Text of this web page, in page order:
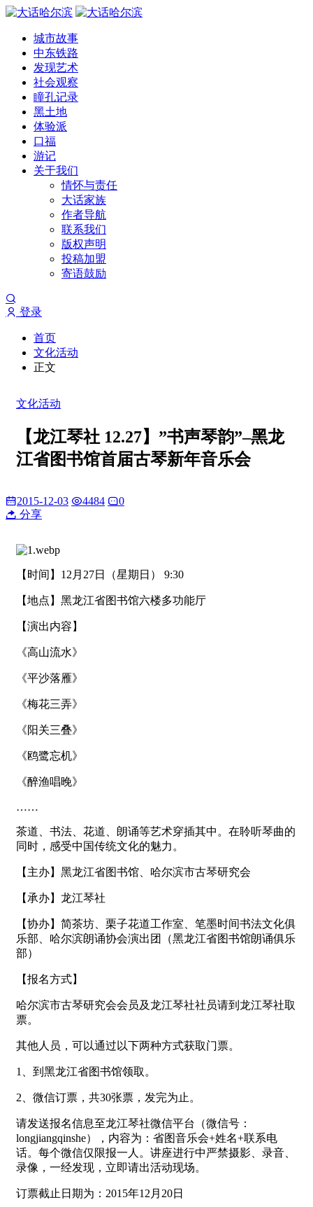
城市故事
中东铁路
发现艺术
社会观察
瞳孔记录
黑土地
体验派
口福
游记
关于我们
情怀与责任
大话家族
作者导航
联系我们
版权声明
投稿加盟
寄语鼓励
登录
首页
文化活动
正文
文化活动
【龙江琴社 12.27】”书声琴韵”–黑龙
江省图书馆首届古琴新年音乐会
2015-12-03 4484
0
分享
【时间】12月27日（星期日） 9:30
【地点】黑龙江省图书馆六楼多功能厅
【演出内容】
《高山流水》
《平沙落雁》
《梅花三弄》
《阳关三叠》
《鸥鹭忘机》
《醉渔唱晚》
……
茶道、书法、花道、朗诵等艺术穿插其中。在聆听琴曲的
同时，感受中国传统文化的魅力。
【主办】黑龙江省图书馆、哈尔滨市古琴研究会
【承办】龙江琴社
【协办】简茶坊、栗子花道工作室、笔墨时间书法文化俱
乐部、哈尔滨朗诵协会演出团（黑龙江省图书馆朗诵俱乐
部）
【报名方式】
哈尔滨市古琴研究会会员及龙江琴社社员请到龙江琴社取
票。
其他人员，可以通过以下两种方式获取门票。
1、到黑龙江省图书馆领取。
2、微信订票，共30张票，发完为止。
请发送报名信息至龙江琴社微信平台（微信号：
longjiangqinshe），内容为：省图音乐会+姓名+联系电
话。每个微信仅限报一人。讲座进行中严禁摄影、录音、
录像，一经发现，立即请出活动现场。
订票截止日期为：2015年12月20日